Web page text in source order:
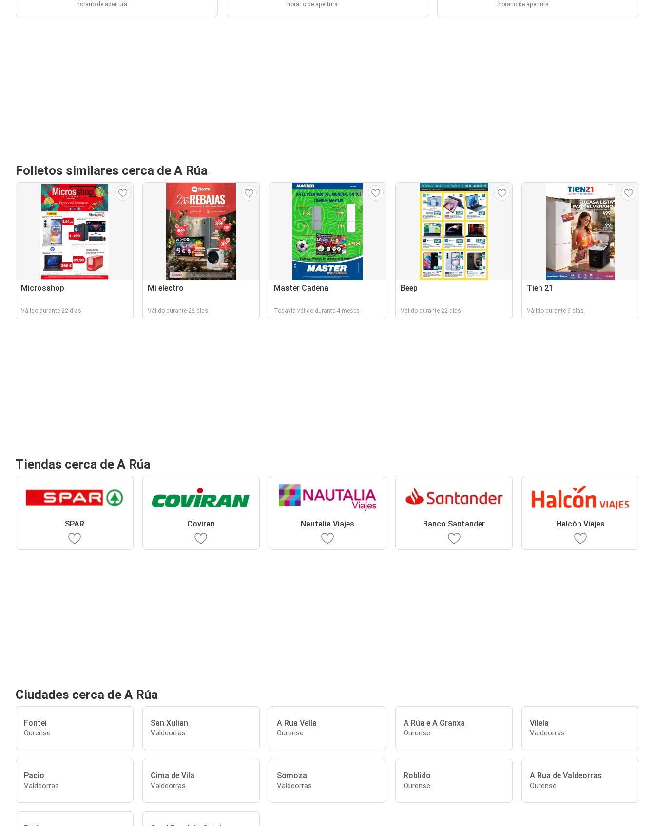
horario de apertura horario de apertura horario de apertura
Folletos similares cerca de A Rúa
Microsshop
Válido durante 22 días
Mi electro
Válido durante 22 días
Master Cadena
Todavía válido durante 4 meses
Beep
Válido durante 22 días
Tien 21
Válido durante 6 días
Tiendas cerca de A Rúa
SPAR Coviran Nautalia Viajes Banco Santander Halcón Viajes
Ciudades cerca de A Rúa
Fontei
Ourense
San Xulian
Valdeorras
A Rua Vella
Ourense
A Rúa e A Granxa
Ourense
Vilela
Valdeorras
Pacio
Valdeorras
Cima de Vila
Valdeorras
Somoza
Valdeorras
Roblido
Ourense
A Rua de Valdeorras
Ourense